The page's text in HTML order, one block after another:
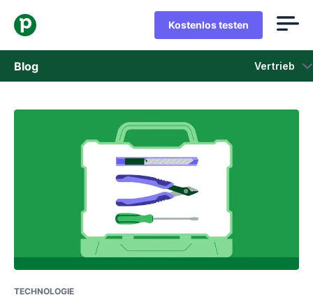
Kostenlos testen
Blog Vertrieb
Vertrieb
In neuem Fenster öffnen
TECHNOLOGIE